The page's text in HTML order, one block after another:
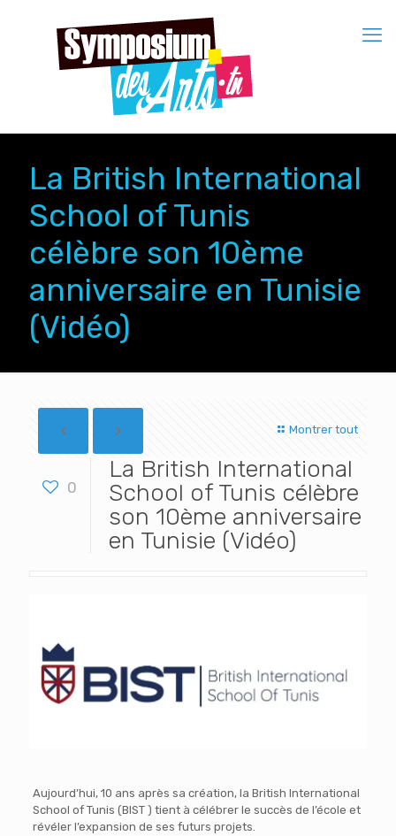
La British International
School of Tunis
célèbre son 10ème
anniversaire en Tunisie
(Vidéo)
Montrer tout
0
La British International
School of Tunis célèbre
son 10ème anniversaire
en Tunisie (Vidéo)
Aujourd’hui, 10 ans après sa création, la British International
School of Tunis (BIST ) tient à célébrer le succès de l’école et
révéler l’expansion de ses futurs projets.